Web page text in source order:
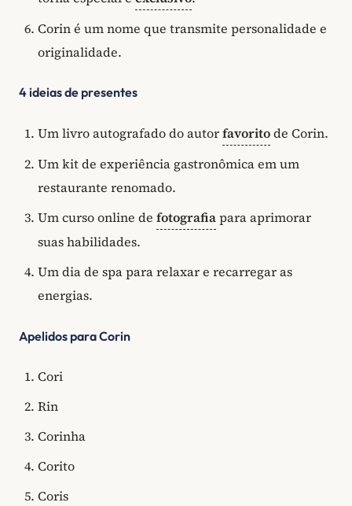
Corin é um nome que transmite personalidade e
originalidade.
4 ideias de presentes
Um livro autografado do autorfavoritode Corin.
Um kit de experiência gastronômica em um
restaurante renomado.
Um curso online de fotografiapara aprimorar
suas habilidades.
Um dia de spa para relaxar e recarregar as
energias.
Apelidos para Corin
Cori
Rin
Corinha
Corito
Coris